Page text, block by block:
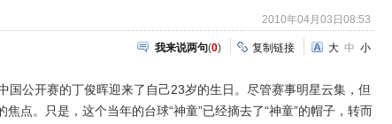
2010年04月03日08:53
我来说两句(0) 复制链接 大 中 小
公开赛的丁俊晖迎来了自己23岁的生日。尽管赛事明星云集，但
点。只是，这个当年的台球“神童”已经摘去了“神童”的帽子，转而